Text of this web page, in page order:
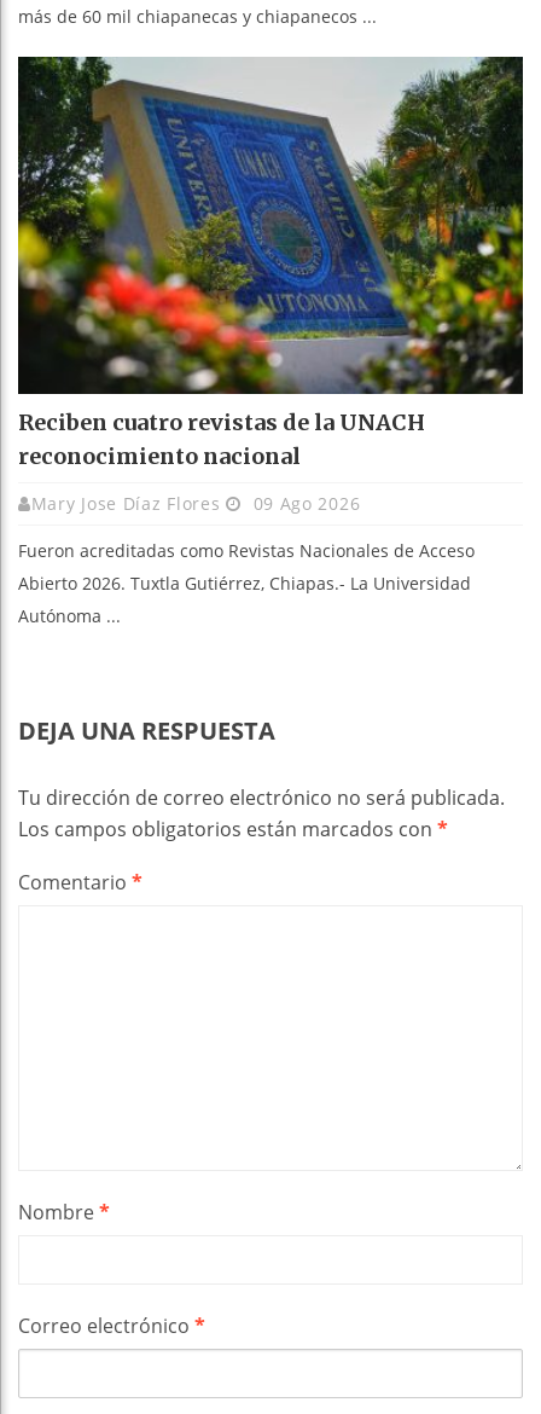
más de 60 mil chiapanecas y chiapanecos ...
Reciben cuatro revistas de la UNACH
reconocimiento nacional
Mary Jose Díaz Flores 09 Ago 2026
Fueron acreditadas como Revistas Nacionales de Acceso
Abierto 2026. Tuxtla Gutiérrez, Chiapas.- La Universidad
Autónoma ...
DEJA UNA RESPUESTA
Tu dirección de correo electrónico no será publicada.
Los campos obligatorios están marcados con *
Comentario *
Nombre*
Correo electrónico *